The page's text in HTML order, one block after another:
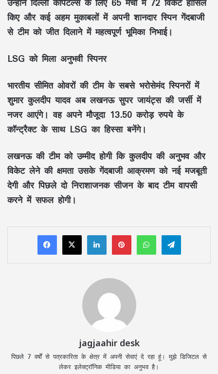
किए और कई अहम मुकाबलों में अपनी शानदार स्पिन गेंदबाजी
से टीम को जीत दिलाने में महत्वपूर्ण भूमिका निभाई।
LSG को मिला अनुभवी स्पिनर
भारतीय सीमित ओवरों की टीम के सबसे भरोसेमंद स्पिनरों में
शुमार कुलदीप यादव अब लखनऊ सुपर जायंट्स की जर्सी में
नजर आएंगे। वह अपने मौजूदा 13.50 करोड़ रुपये के
कॉन्ट्रैक्ट के साथ LSG का हिस्सा बनेंगे।
लखनऊ की टीम को उम्मीद होगी कि कुलदीप की अनुभव और
विकेट लेने की क्षमता उसके गेंदबाजी आक्रमण को नई मजबूती
देगी और पिछले दो निराशाजनक सीजन के बाद टीम वापसी
करने में सफल होगी।
LinkedInPinterestWhatsAppTelegram
jagjaahir desk
पिछले 7 वर्षों से पत्रकारिता के क्षेत्र में अपनी सेवाएं दे रहा हूं। मुझे डिजिटल से
लेकर इलेक्ट्रॉनिक मीडिया का अनुभव है।